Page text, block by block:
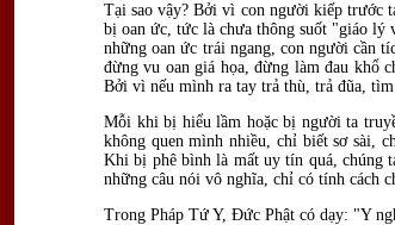
Tại sao vậy? Bởi vì con người kiếp trước
bị oan ức, tức là chưa thông suốt "giáo lý
những oan ức trái ngang, con người cần
đừng vu oan giá họa, đừng làm đau khổ
Bởi vì nếu mình ra tay trả thù, trả đũa,
Mỗi khi bị hiểu lầm hoặc bị người ta
không quen mình nhiều, chỉ biết sơ sài,
Khi bị phê bình là mất uy tín quá, chúng
những câu nói vô nghĩa, chỉ có tính cách
Trong Pháp Tứ Y, Đức Phật có dạy: "Y